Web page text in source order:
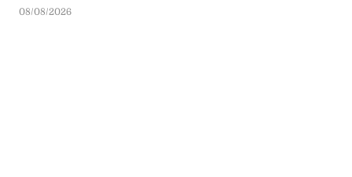
08/08/2026